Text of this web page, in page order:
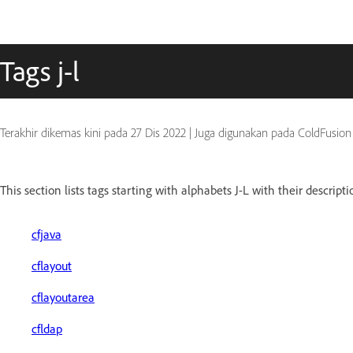
Tags j-l
Terakhir dikemas kini pada 27 Dis 2022 | Juga digunakan pada ColdFusion
This section lists tags starting with alphabets J-L with their
cfjava
cflayout
cflayoutarea
cfldap